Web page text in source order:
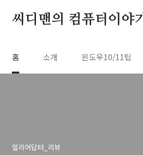
씨디맨의 컴퓨터이야기
홈 소개 윈도우10/11팁
얼리어답터_리뷰